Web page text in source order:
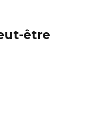
être